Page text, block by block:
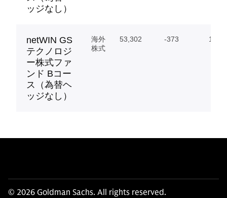
ッジなし）
netWIN GS
テクノロジ
ー株式ファ
ンド Bコー
ス（為替ヘ
ッジなし）
海外
株式
53,302 -373
© 2026 Goldman Sachs. All rights reserved.